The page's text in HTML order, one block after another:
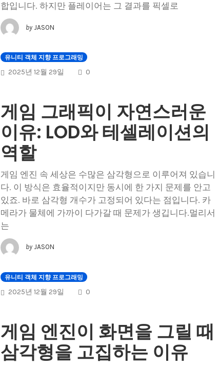
합입니다. 하지만 플레이어는 그 결과를 픽셀로
by JASON
유니티 객체 지향 프로그래밍
2025년 12월 29일 0COMMENTS
게임 그래픽이 자연스러운
이유: LOD와 테셀레이션의
역할
게임 엔진 속 세상은 수많은 삼각형으로 이루어져 있습니
다. 이 방식은 효율적이지만 동시에 한 가지 문제를 안고
있죠. 바로 삼각형 개수가 고정되어 있다는 점입니다. 카
메라가 물체에 가까이 다가갈 때 문제가 생깁니다.멀리서
는
by JASON
유니티 객체 지향 프로그래밍
2025년 12월 29일 0COMMENTS
게임 엔진이 화면을 그릴 때
삼각형을 고집하는 이유